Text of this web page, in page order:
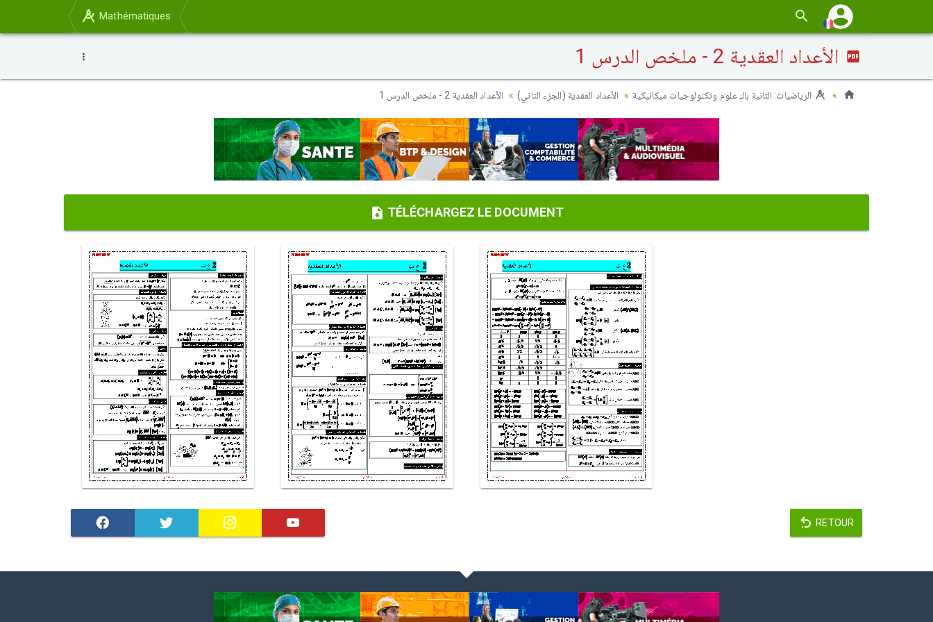
Mathématiques
الأعداد العقدية 2 - ملخص الدرس 1
الرياضيات: الثانية باك علوم وتكنولوجيات ميكانيكية الأعداد العقدية (الجزء الثاني) الأعداد العقدية 2 - ملخص الدرس 1
TÉLÉCHARGEZ LE DOCUMENT
RETOUR